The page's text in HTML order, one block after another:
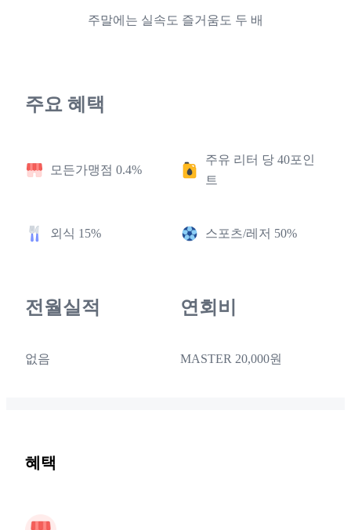
주말에는 실속도 즐거움도 두 배
주요 혜택
모든가맹점 0.4%
주유 리터 당 40포인
트
외식 15% 스포츠/레저 50%
전월실적
없음
연회비
MASTER 20,000원
혜택